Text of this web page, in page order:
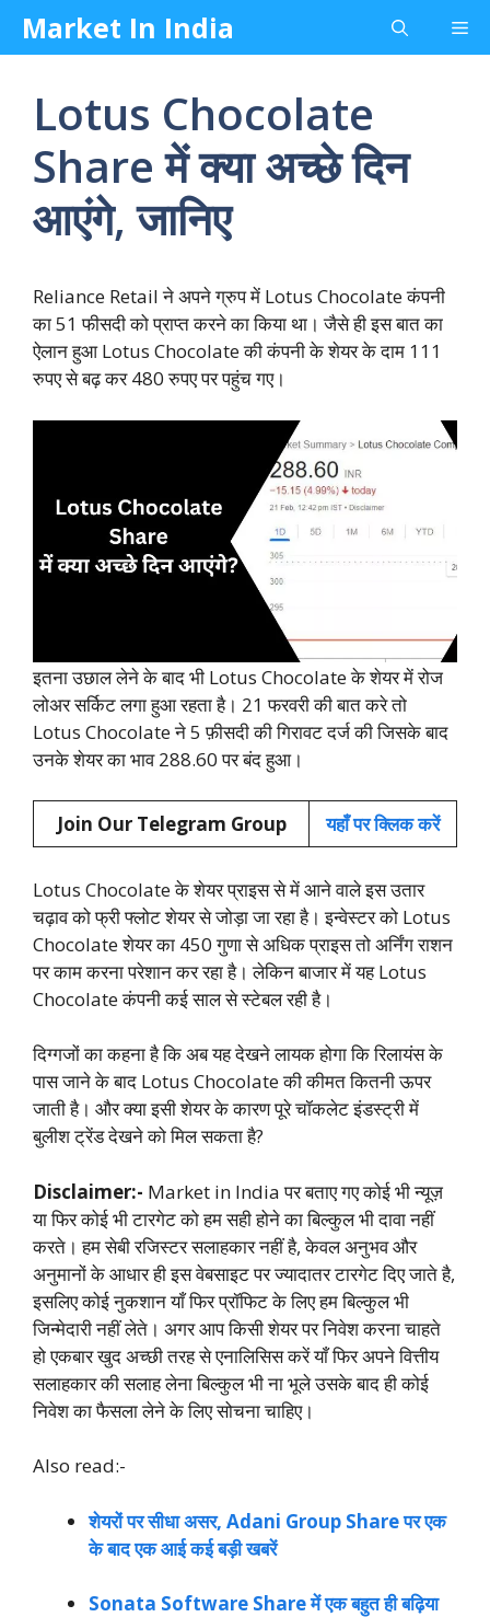
SkipMarket In India
Lotus Chocolate
Share में क्या अच्छे दिन
आएंगे, जानिए
Reliance Retail ने अपने ग्रुप में Lotus Chocolate कंपनी
का 51 फीसदी को प्राप्त करने का किया था। जैसे ही इस बात का
ऐलान हुआ Lotus Chocolate की कंपनी के शेयर के दाम 111
रुपए से बढ़ कर 480 रुपए पर पहुंच गए।
इतना उछाल लेने के बाद भी Lotus Chocolate के शेयर में रोज
लोअर सर्किट लगा हुआ रहता है। 21 फरवरी की बात करे तो
Lotus Chocolate ने 5 फ़ीसदी की गिरावट दर्ज की जिसके बाद
उनके शेयर का भाव 288.60 पर बंद हुआ।
Join Our Telegram Group यहाँ पर क्लिक करें
Lotus Chocolate के शेयर प्राइस से में आने वाले इस उतार
चढ़ाव को फ्री फ्लोट शेयर से जोड़ा जा रहा है। इन्वेस्टर को Lotus
Chocolate शेयर का 450 गुणा से अधिक प्राइस तो अर्निंग राशन
पर काम करना परेशान कर रहा है। लेकिन बाजार में यह Lotus
Chocolate कंपनी कई साल से स्टेबल रही है।
दिग्गजों का कहना है कि अब यह देखने लायक होगा कि रिलायंस के
पास जाने के बाद Lotus Chocolate की कीमत कितनी ऊपर
जाती है। और क्या इसी शेयर के कारण पूरे चॉकलेट इंडस्ट्री में
बुलीश ट्रेंड देखने को मिल सकता है?
Disclaimer:- Market in India पर बताए गए कोई भी न्यूज़
या फिर कोई भी टारगेट को हम सही होने का बिल्कुल भी दावा नहीं
करते। हम सेबी रजिस्टर सलाहकार नहीं है, केवल अनुभव और
अनुमानों के आधार ही इस वेबसाइट पर ज्यादातर टारगेट दिए जाते है,
इसलिए कोई नुकशान याँ फिर प्रॉफिट के लिए हम बिल्कुल भी
जिन्मेदारी नहीं लेते। अगर आप किसी शेयर पर निवेश करना चाहते
हो एकबार खुद अच्छी तरह से एनालिसिस करें याँ फिर अपने वित्तीय
सलाहकार की सलाह लेना बिल्कुल भी ना भूले उसके बाद ही कोई
निवेश का फैसला लेने के लिए सोचना चाहिए।
Also read:-
शेयरों पर सीधा असर, Adani Group Share पर एक
के बाद एक आई कई बड़ी खबरें
Sonata Software Share में एक बहुत ही बढ़िया